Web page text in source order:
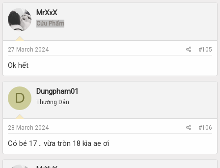
MrXxX
Cửu Phẩm
27 March 2024 #105
Ok hết
D Dungpham01
Thường Dân
28 March 2024 #106
Có bé 17 .. vừa tròn 18 kìa ae ơi